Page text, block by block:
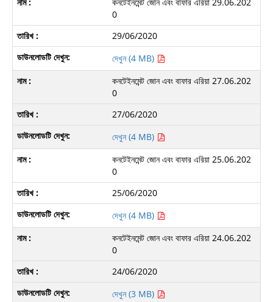
0
29/06/2020
দেখুন (4 MB)
কনটেইনমেন্ট জোন এবং বাফার এরিয়া 27.06.202
0
27/06/2020
দেখুন (4 MB)
কনটেইনমেন্ট জোন এবং বাফার এরিয়া 25.06.202
0
25/06/2020
দেখুন (4 MB)
কনটেইনমেন্ট জোন এবং বাফার এরিয়া 24.06.202
0
24/06/2020
দেখুন (3 MB)